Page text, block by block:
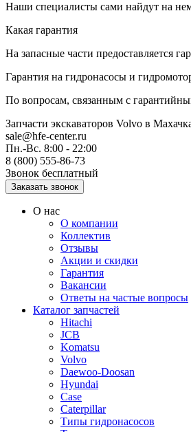
Наши специалисты сами найдут на
Какая гарантия
На запасные части предоставляется
Гарантия на гидронасосы и
По вопросам, связанным с
Запчасти экскаваторов Volvo в
sale@hfe-center.ru
Пн.-Вс. 8:00 - 22:00
8 (800) 555-86-73
Звонок бесплатный
О нас
О компании
Коллектив
Отзывы
Акции и скидки
Гарантия
Вакансии
Ответы на частые вопросы
Каталог запчастей
Hitachi
JCB
Komatsu
Volvo
Daewoo-Doosan
Hyundai
Case
Caterpillar
Типы гидронасосов